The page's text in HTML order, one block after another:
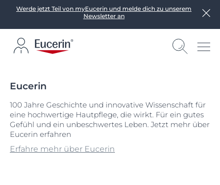
Werde jetzt Teil von myEucerin und melde dich zu unserem
Newsletter an
Eucerin
100 Jahre Geschichte und innovative Wissenschaft für
eine hochwertige Hautpflege, die wirkt. Für ein gutes
Gefühl und ein unbeschwertes Leben. Jetzt mehr über
Eucerin erfahren
Erfahre mehr über Eucerin